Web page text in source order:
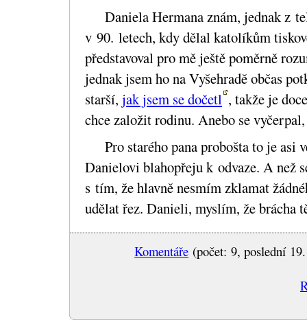
Daniela Hermana znám, jednak z
v 90. letech, kdy dělal katolíkům
představoval pro mě ještě poměrně
jednak jsem ho na Vyšehradě občas
starší,jak jsem se dočetl , takže je
chce založit rodinu. Anebo se
Pro starého pana probošta to je asi
Danielovi blahopřeju k odvaze. A než
s tím, že hlavně nesmím zklamat
udělat řez. Danieli, myslím, že brácha
Komentáře (počet: 9, poslední